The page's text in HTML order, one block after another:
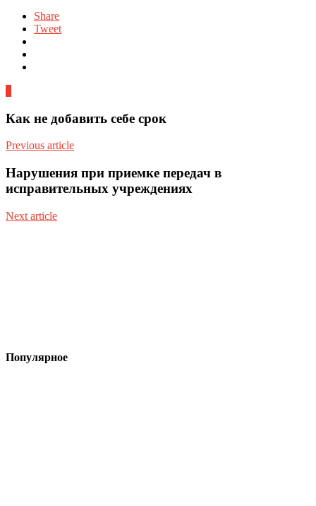
Share
Tweet
Как не добавить себе срок
Previous article
Нарушения при приемке передач в
исправительных учреждениях
Next article
Популярное